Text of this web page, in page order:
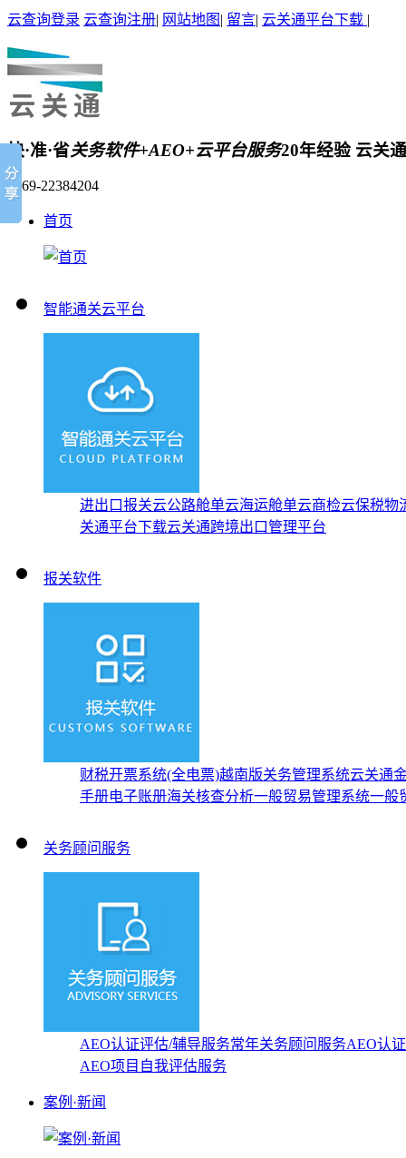
云查询登录 云查询注册| 网站地图 | 留言| 云关通平台下载 |
快·准·省关务软件+AEO+云平台服务20年经验 云关
0769-22384204
首页
智能通关云平台
进出口报关云公路舱单云海运舱单云商检云保税物
关通平台下载云关通跨境出口管理平台
报关软件
财税开票系统(全电票)越南版关务管理系统云关通
手册电子账册海关核查分析一般贸易管理系统一般
关务顾问服务
AEO认证评估/辅导服务常年关务顾问服务AEO认
AEO项目自我评估服务
案例·新闻